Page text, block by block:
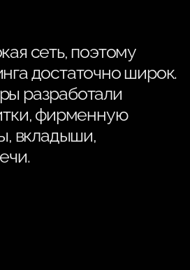
сеть, поэтому
достаточно широк.
разработали
фирменную
вкладыши,